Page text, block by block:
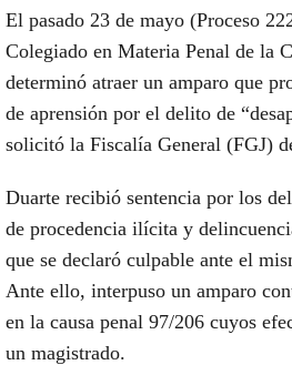
El pasado 23 de mayo (Proceso
Colegiado en Materia Penal de la
determinó atraer un amparo que
de aprensión por el delito de
solicitó la Fiscalía General (FGJ)
Duarte recibió sentencia por los
de procedencia ilícita y
que se declaró culpable ante el
Ante ello, interpuso un amparo
en la causa penal 97/206 cuyos
un magistrado.